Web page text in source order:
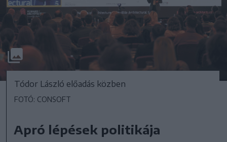
Tódor László előadás közben
FOTÓ: CONSOFT
Apró lépések politikája